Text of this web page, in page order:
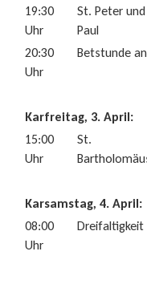
19:30
Uhr
St. Peter und
Paul
20:30
Uhr
Betstunde
Karfreitag, 3. April:
15:00
Uhr
St.
Karsamstag, 4. April:
08:00
Uhr
Dreifaltigkeit